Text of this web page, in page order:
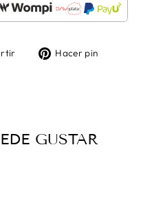
TuitearHacer pin
GUSTAR